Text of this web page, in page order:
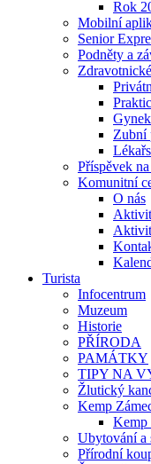
Rok
Mobilní
Senior
Podněty a
Zubní
Příspěvek
Komunitní
O nás
Turista
Infocentrum
Muzeum
Historie
PŘÍRODA
PAMÁTKY
TIPY NA
Žlutický
Kemp
Kemp
Ubytování a
Přírodní